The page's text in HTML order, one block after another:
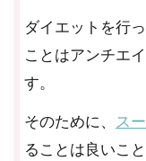
ダイエットを行
ことはアンチエ
す。
そのために、 ス
ることは良いこと